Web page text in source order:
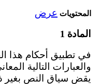
المحتويات عرض
المادة 1
في تطبيق أحكام هذا
والعبارات التالية
يقض سياق النص بغير